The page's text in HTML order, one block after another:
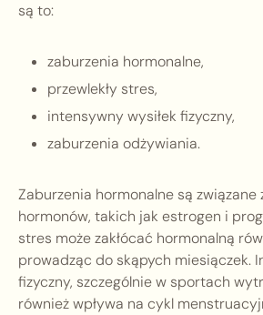
są to:
zaburzenia hormonalne,
przewlekły stres,
intensywny wysiłek fizyczny,
zaburzenia odżywiania.
Zaburzenia hormonalne są związane
hormonów, takich jak estrogen i
stres może zakłócać hormonalną
prowadząc do skąpych miesiączek.
fizyczny, szczególnie w sportach
również wpływa na cykl